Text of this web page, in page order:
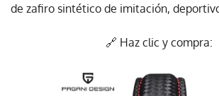
de zafiro sintético de imitación,
🔗 Haz clic y compra: